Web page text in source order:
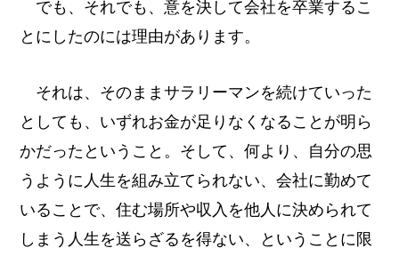
でも、それでも、意を決して会社を卒業するこ
とにしたのには理由があります。
それは、そのままサラリーマンを続けていった
としても、いずれお金が足りなくなることが明ら
かだったということ。そして、何より、自分の思
うように人生を組み立てられない、会社に勤めて
いることで、住む場所や収入を他人に決められて
しまう人生を送らざるを得ない、ということに限